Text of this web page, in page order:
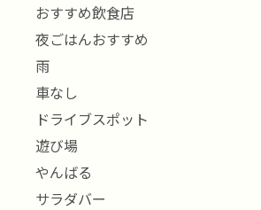
おすすめ飲食店
夜ごはんおすすめ
雨
車なし
ドライブスポット
遊び場
やんばる
サラダバー